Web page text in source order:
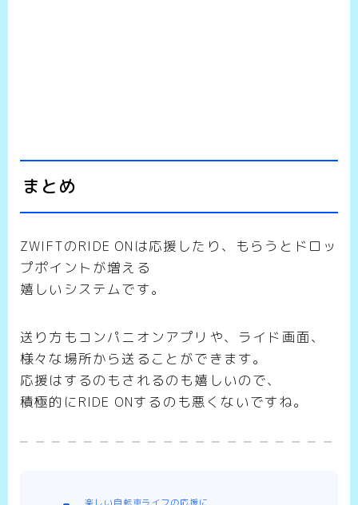
まとめ
ZWIFTのRIDE ONは応援したり、もらうとドロッ
プポイントが増える
嬉しいシステムです。
送り方もコンパニオンアプリや、ライド画面、
様々な場所から送ることができます。
応援はするのもされるのも嬉しいので、
積極的にRIDE ONするのも悪くないですね。